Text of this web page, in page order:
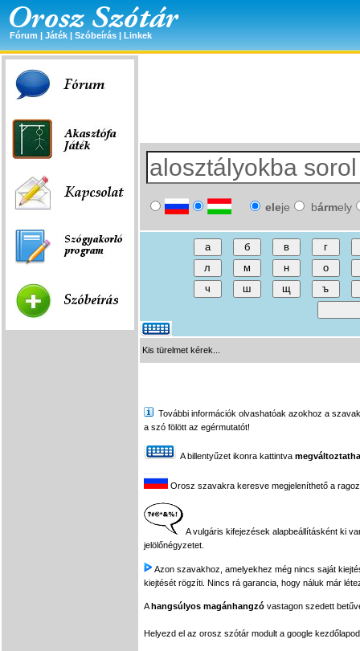
Fórum | Játék | Szóbeírás | Linkek
eleje bármely
Kis türelmet kérek...
További információk olvashatóak azokhoz a
a szó fölött az egérmutatót!
A billentyűzet ikonra kattintva
Orosz szavakra keresve megjeleníthető a
A vulgáris kifejezések alapbeállításként ki
jelölőnégyzetet.
Azon szavakhoz, amelyekhez még nincs saját
kiejtését rögzíti. Nincs rá garancia, hogy náluk már
Ahangsúlyos magánhangzó vastagon szedett
Helyezd el az orosz szótár modult a google